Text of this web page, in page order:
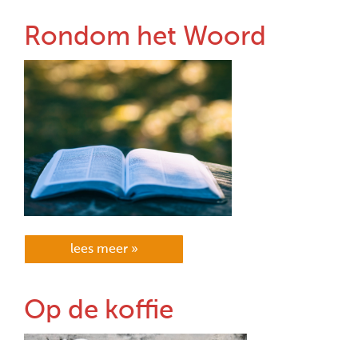
Rondom het Woord
lees meer »
Op de koffie